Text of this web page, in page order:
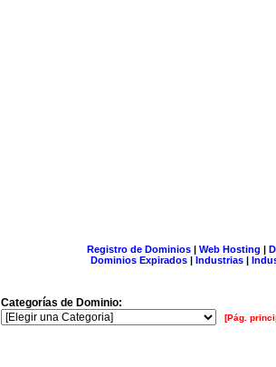
Registro de Dominios| Web Hosting |
Dominios Expirados | Industrias |
Categorías de Dominio:
[Pág.